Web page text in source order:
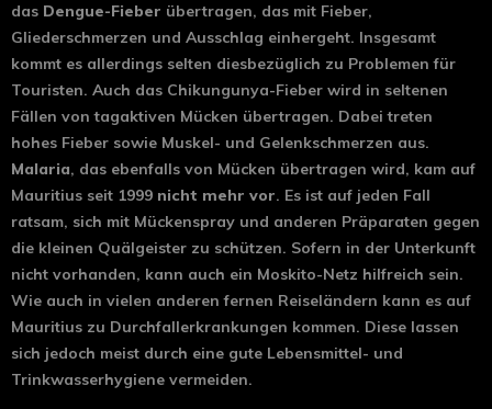
das Dengue-Fieber übertragen, das mit Fieber,
Gliederschmerzen und Ausschlag einhergeht. Insgesamt
kommt es allerdings selten diesbezüglich zu Problemen für
Touristen. Auch das Chikungunya-Fieber wird in seltenen
Fällen von tagaktiven Mücken übertragen. Dabei treten
hohes Fieber sowie Muskel- und Gelenkschmerzen aus.
Malaria, das ebenfalls von Mücken übertragen wird, kam auf
Mauritius seit 1999 nicht mehr vor. Es ist auf jeden Fall
ratsam, sich mit Mückenspray und anderen Präparaten gegen
die kleinen Quälgeister zu schützen. Sofern in der Unterkunft
nicht vorhanden, kann auch ein Moskito-Netz hilfreich sein.
Wie auch in vielen anderen fernen Reiseländern kann es auf
Mauritius zu Durchfallerkrankungen kommen. Diese lassen
sich jedoch meist durch eine gute Lebensmittel- und
Trinkwasserhygiene vermeiden.